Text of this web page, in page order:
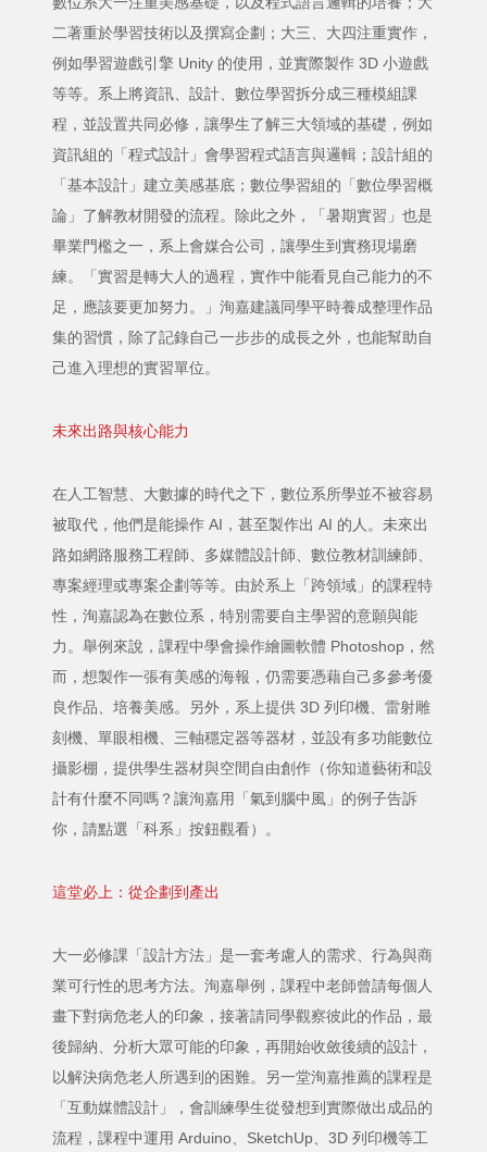
二著重於學習技術以及撰寫企劃；大三、大四注重實作，
例如學習遊戲引擎 Unity 的使用，並實際製作 3D 小遊戲
等等。系上將資訊、設計、數位學習拆分成三種模組課
程，並設置共同必修，讓學生了解三大領域的基礎，例如
資訊組的「程式設計」會學習程式語言與邏輯；設計組的
「基本設計」建立美感基底；數位學習組的「數位學習概
論」了解教材開發的流程。除此之外，「暑期實習」也是
畢業門檻之一，系上會媒合公司，讓學生到實務現場磨
練。「實習是轉大人的過程，實作中能看見自己能力的不
足，應該要更加努力。」洵嘉建議同學平時養成整理作品
集的習慣，除了記錄自己一步步的成長之外，也能幫助自
己進入理想的實習單位。
未來出路與核心能力
在人工智慧、大數據的時代之下，數位系所學並不被容易
被取代，他們是能操作 AI，甚至製作出 AI 的人。未來出
路如網路服務工程師、多媒體設計師、數位教材訓練師、
專案經理或專案企劃等等。由於系上「跨領域」的課程特
性，洵嘉認為在數位系，特別需要自主學習的意願與能
力。舉例來說，課程中學會操作繪圖軟體 Photoshop，然
而，想製作一張有美感的海報，仍需要憑藉自己多參考優
良作品、培養美感。另外，系上提供 3D 列印機、雷射雕
刻機、單眼相機、三軸穩定器等器材，並設有多功能數位
攝影棚，提供學生器材與空間自由創作（你知道藝術和設
計有什麼不同嗎？讓洵嘉用「氣到腦中風」的例子告訴
你，請點選「科系」按鈕觀看）。
這堂必上：從企劃到產出
大一必修課「設計方法」是一套考慮人的需求、行為與商
業可行性的思考方法。洵嘉舉例，課程中老師曾請每個人
畫下對病危老人的印象，接著請同學觀察彼此的作品，最
後歸納、分析大眾可能的印象，再開始收斂後續的設計，
以解決病危老人所遇到的困難。另一堂洵嘉推薦的課程是
「互動媒體設計」，會訓練學生從發想到實際做出成品的
流程，課程中運用 Arduino、SketchUp、3D 列印機等工